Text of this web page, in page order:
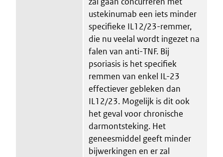
ustekinumab een iets minder
specifieke IL12/23-remmer,
die nu veelal wordt ingezet na
falen van anti-TNF. Bij
psoriasis is het specifiek
remmen van enkel IL-23
effectiever gebleken dan
IL12/23. Mogelijk is dit ook
het geval voor chronische
darmontsteking. Het
geneesmiddel geeft minder
bijwerkingen en er zal